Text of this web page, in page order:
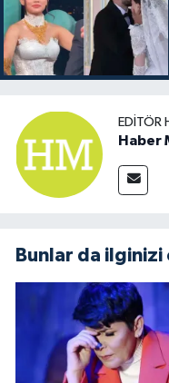
EDITÖR
Haber
Bunlar da